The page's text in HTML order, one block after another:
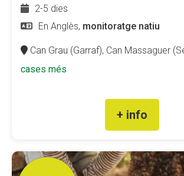
2-5 dies
En Anglès, monitoratge natiu
Can Grau (Garraf), Can Massaguer
cases més
+ info